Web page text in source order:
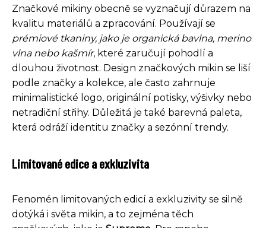
Značkové mikiny obecně se vyznačují důrazem na
kvalitu materiálů a zpracování. Používají se
prémiové tkaniny, jako je organická bavlna, merino
vlna nebo kašmír, které zaručují pohodlí a
dlouhou životnost. Design značkových mikin se liší
podle značky a kolekce, ale často zahrnuje
minimalistické logo, originální potisky, výšivky nebo
netradiční střihy. Důležitá je také barevná paleta,
která odráží identitu značky a sezónní trendy.
Limitované edice a exkluzivita
Fenomén limitovaných edicí a exkluzivity se silně
dotýká i světa mikin, a to zejména těch